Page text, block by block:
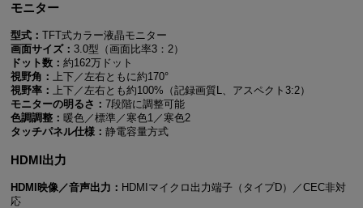
モニター
型式： TFT式カラー液晶モニター
画面サイズ： 3.0型（画面比率3：2）
ドット数： 約162万ドット
視野角： 上下／左右ともに約170°
視野率： 上下／左右とも約100%（記録画質L、アスペクト3:2）
モニターの明るさ： 7段階に調整可能
色調調整： 暖色／標準／寒色1／寒色2
タッチパネル仕様： 静電容量方式
HDMI出力
HDMI映像／音声出力： HDMIマイクロ出力端子（タイプD）／CEC非対
応